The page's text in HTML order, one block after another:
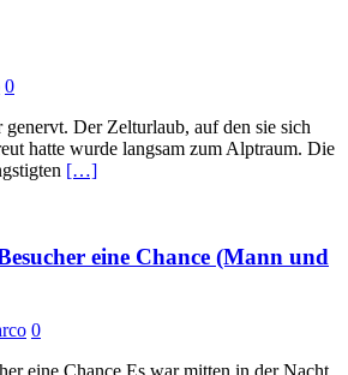
0
Der Zelturlaub, auf den sie sich
hatte wurde langsam zum Alptraum. Die
[…]
eine Chance (Mann und
0